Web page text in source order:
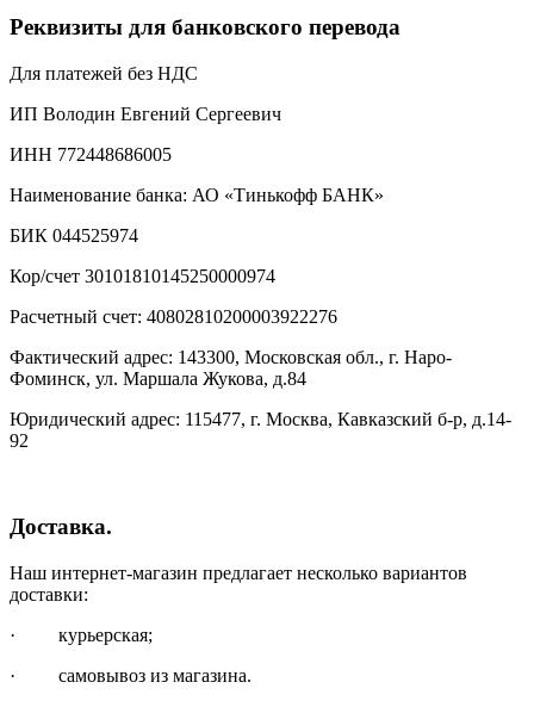
Реквизиты для банковского перевода
Для платежей без НДС
ИП Володин Евгений Сергеевич
ИНН 772448686005
Наименование банка: АО «Тинькофф БАНК»
БИК 044525974
Кор/счет 30101810145250000974
Расчетный счет: 40802810200003922276
Фактический адрес: 143300, Московская обл., г. Наро-
Фоминск, ул. Маршала Жукова, д.84
Юридический адрес: 115477, г. Москва, Кавказский б-р, д.14-
92
Доставка.
Наш интернет-магазин предлагает несколько вариантов
доставки:
· курьерская;
· самовывоз из магазина.